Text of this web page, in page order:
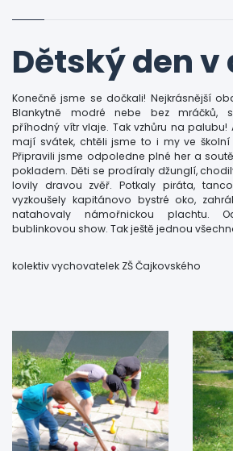
Dětský den v
Konečně jsme se dočkali! Nejkrásnější
Blankytně modré nebe bez mráčků,
příhodný vítr vlaje. Tak vzhůru na palubu!
mají svátek, chtěli jsme to i my ve
Připravili jsme odpoledne plné her a
pokladem. Děti se prodíraly džunglí,
lovily dravou zvěř. Potkaly piráta,
vyzkoušely kapitánovo bystré oko,
natahovaly námořnickou plachtu.
bublinkovou show. Tak ještě jednou
kolektiv vychovatelek ZŠ Čajkovského